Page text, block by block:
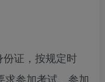
证，按规定时
求参加考试。参加